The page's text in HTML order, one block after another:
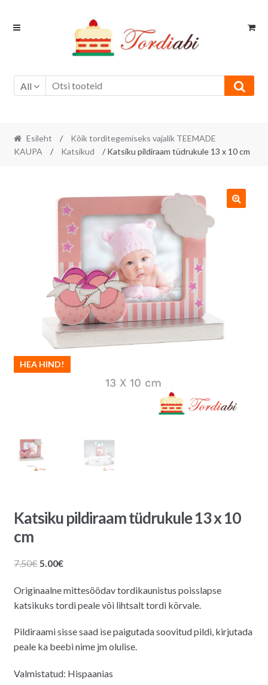
Skip
Skip
All
Esileht /
Kõik torditegemiseks vajalik TEEMADE
KAUPA
/ Katsikud / Katsiku pildiraam tüdrukule 13 x 10 cm
HEA HIND!
Katsiku pildiraam tüdrukule 13 x 10
cm
7.50€ Algne
oli:
7.50€.
5.00€Praegune
on:
5.00€.
Originaalne mittesöödav tordikaunistus poisslapse
katsikuks tordi peale või lihtsalt tordi kõrvale.
Pildiraami sisse saad ise paigutada soovitud pildi, kirjutada
peale ka beebi nime jm olulise.
Valmistatud: Hispaanias